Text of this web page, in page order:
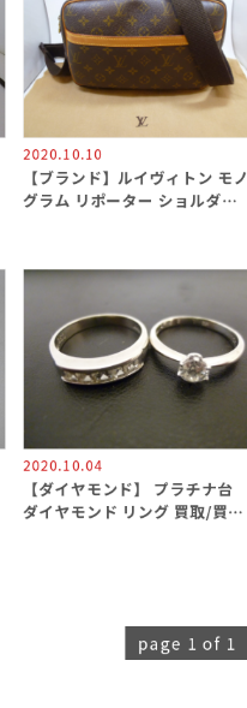
2020.10.10
【ブランド】ルイヴィトン モノ
グラム リポーター ショルダー
2020.10.04
【ダイヤモンド】 プラチナ台
ダイヤモンド リング 買取/買取
page 1 of 1